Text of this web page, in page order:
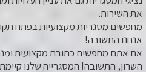
את השירות.
מחפשים מסגריות מקצועיות בפתח
אנחנו התשובה!
אם אתם מחפשים כתובת מקצועית